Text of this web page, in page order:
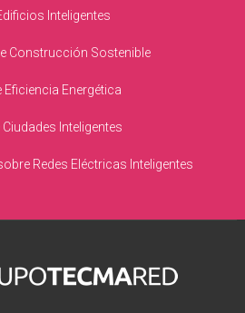
Inteligentes
Construcción Sostenible
Eficiencia Energética
Inteligentes
Redes Eléctricas Inteligentes